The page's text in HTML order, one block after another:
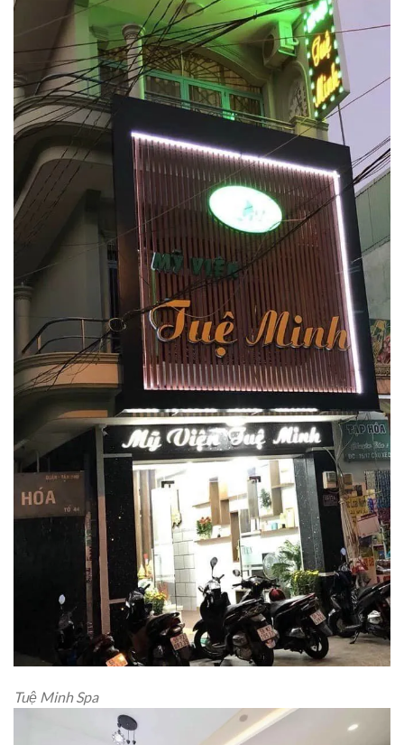
Tuệ Minh Spa